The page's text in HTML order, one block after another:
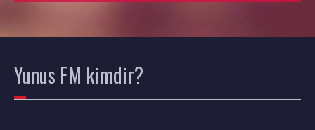
Yunus FM kimdir?